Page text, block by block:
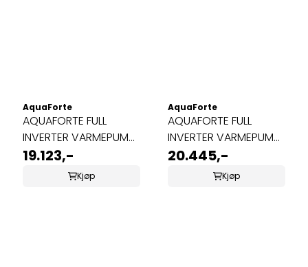
AquaForte
AQUAFORTE FULL
INVERTER VARMEPUMPE
5,5KW
19.123,-
Kjøp
AquaForte
AQUAFORTE FULL
INVERTER VARMEPUMPE
7,2KW
20.445,-
Kjøp